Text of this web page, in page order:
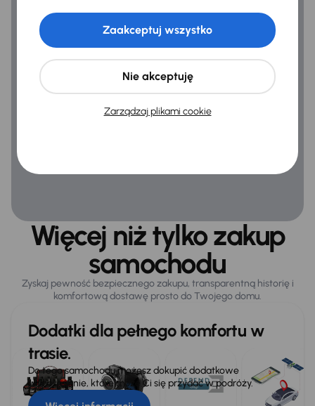
Więcej niż tylko zakup
samochodu
Zyskaj pewność bezpiecznego zakupu, transparentną historię i
komfortową dostawę prosto do Twojego domu.
Dodatki dla pełnego komfortu w
trasie.
Do tego samochodu możesz dokupić dodatkowe
wyposażenie, które może Ci się przydać w podróży.
Zarządzaj plikami cookie
Nie akceptuję
Zaakceptuj wszystko